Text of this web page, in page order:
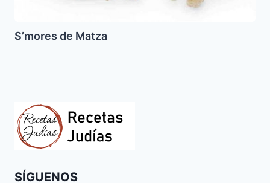
S’mores de Matza
SÍGUENOS